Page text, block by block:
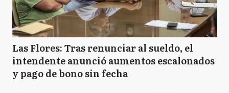
Las Flores: Tras renunciar al sueldo, el
intendente anunció aumentos escalonados
y pago de bono sin fecha